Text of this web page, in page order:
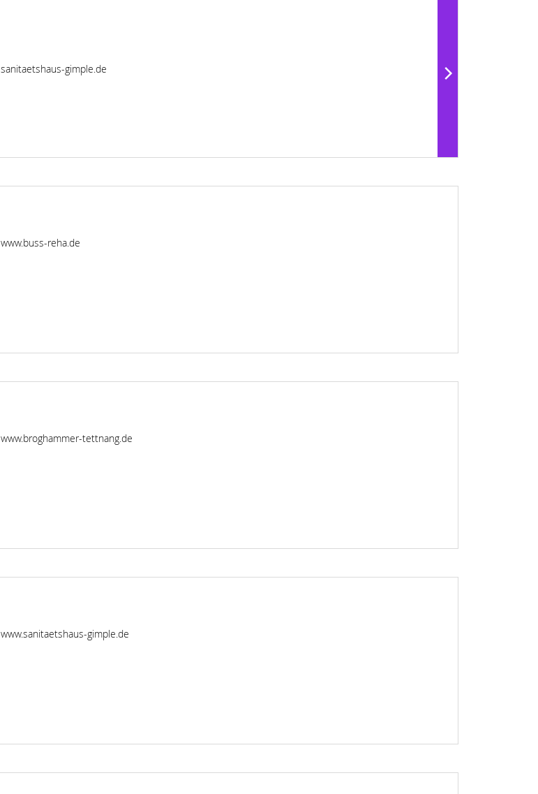
sanitaetshaus-gimple.de
www.buss-reha.de
www.broghammer-tettnang.de
www.sanitaetshaus-gimple.de